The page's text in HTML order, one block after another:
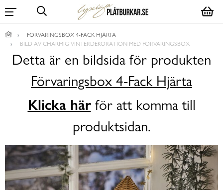
FÖRVARINGSBOX 4-FACK HJÄRTA
BILD AV CHARMIG VINTERDEKORATION MED FÖRVARINGSBOX
Detta är en bildsida för produkten
Förvaringsbox 4-Fack Hjärta
Klicka härför att komma till
produktsidan.